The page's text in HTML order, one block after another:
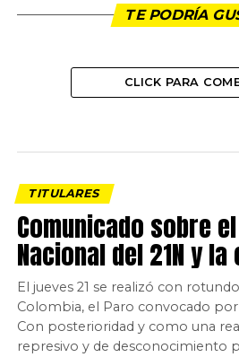
TE PODRÍA
CLICK PARA
TITULARES
Comunicado sobre
Nacional del 21N y
El jueves 21 se realizó con
Colombia, el Paro convocado
Con posterioridad y como una
represivo y de desconocimiento